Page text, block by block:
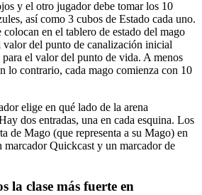
y el otro jugador debe tomar los 10
así como 3 cubos de Estado cada uno.
colocan en el tablero de estado del mago
del punto de canalización inicial
el valor del punto de vida. A menos
lo contrario, cada mago comienza con 10
elige en qué lado de la arena
dos entradas, una en cada esquina. Los
de Mago (que representa a su Mago) en
marcador Quickcast y un marcador de
la clase más fuerte en